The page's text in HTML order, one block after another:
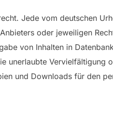
Jede vom deutschen
oder jeweiligen
von Inhalten in
unerlaubte Vervielfältigung
und Downloads für den